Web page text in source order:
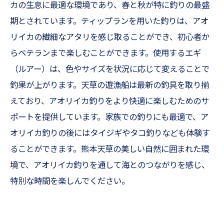
カの生息に最適な環境であり、春と秋が特に釣りの最盛
期とされています。ティップランを用いた釣りは、アオ
リイカの繊細なアタリを感じ取ることができ、初心者か
らベテランまで楽しむことができます。使用するエギ
（ルアー）は、色やサイズを状況に応じて変えることで
釣果が上がります。天草の遊漁船は最新の釣具を取り揃
えており、アオリイカ釣りをより快適に楽しむためのサ
ポートを提供しています。家族での釣りにも最適で、ア
オリイカ釣りの後にはタイジギやタコ釣りなども体験す
ることができます。熊本天草の美しい自然に囲まれた環
境で、アオリイカ釣りを通して海とのつながりを感じ、
特別な時間を楽しんでください。